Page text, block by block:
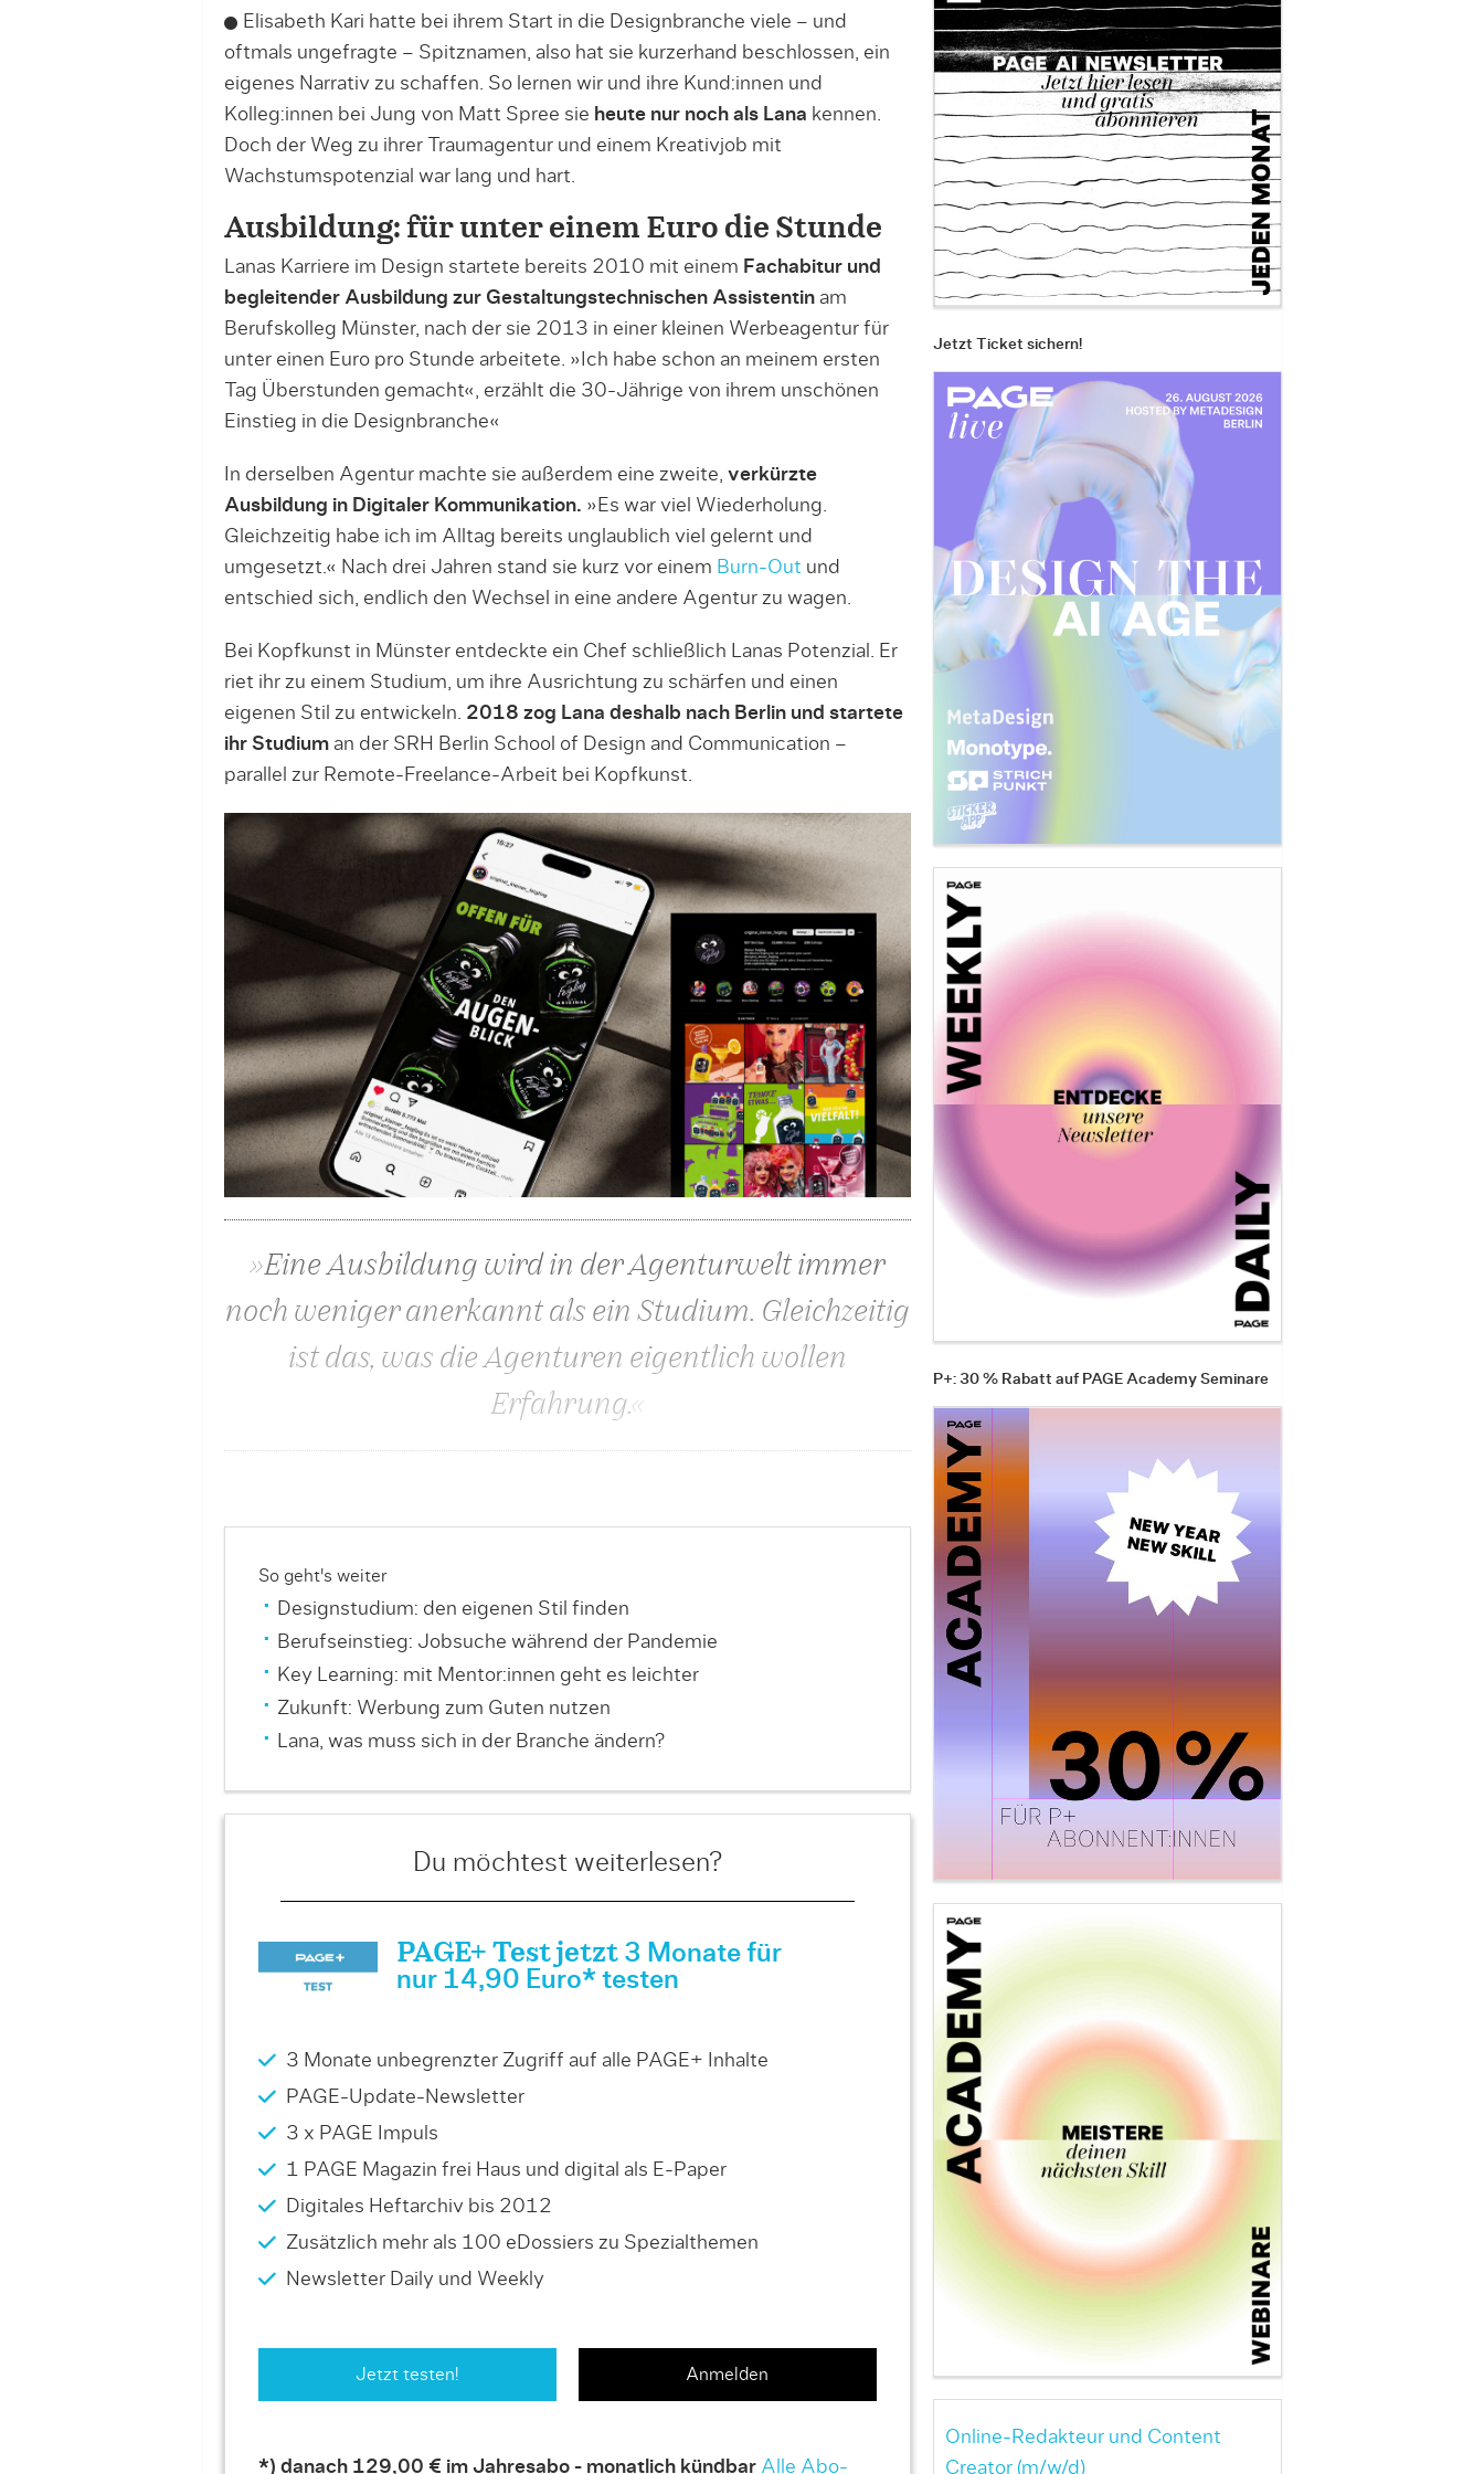
Elisabeth Kari hatte bei ihrem Start in die Designbranche viele – und
oftmals ungefragte – Spitznamen, also hat sie kurzerhand beschlossen, ein
eigenes Narrativ zu schaffen. So lernen wir und ihre Kund:innen und
Kolleg:innen bei Jung von Matt Spree sie heute nur noch als Lana kennen.
Doch der Weg zu ihrer Traumagentur und einem Kreativjob mit
Wachstumspotenzial war lang und hart.
Ausbildung: für unter einem Euro die Stunde
Lanas Karriere im Design startete bereits 2010 mit einem Fachabitur und
begleitender Ausbildung zur Gestaltungstechnischen Assistentinam
Berufskolleg Münster, nach der sie 2013 in einer kleinen Werbeagentur für
unter einen Euro pro Stunde arbeitete. »Ich habe schon an meinem ersten
Tag Überstunden gemacht«, erzählt die 30-Jährige von ihrem unschönen
Einstieg in die Designbranche«
In derselben Agentur machte sie außerdem eine zweite, verkürzte
Ausbildung in Digitaler Kommunikation. »Es war viel Wiederholung.
Gleichzeitig habe ich im Alltag bereits unglaublich viel gelernt und
umgesetzt.« Nach drei Jahren stand sie kurz vor einem Burn-Out und
entschied sich, endlich den Wechsel in eine andere Agentur zu wagen.
Bei Kopfkunst in Münster entdeckte ein Chef schließlich Lanas Potenzial. Er
riet ihr zu einem Studium, um ihre Ausrichtung zu schärfen und einen
eigenen Stil zu entwickeln. 2018 zog Lana deshalb nach Berlin und startete
ihr Studiuman der SRH Berlin School of Design and Communication ­–
parallel zur Remote-Freelance-Arbeit bei Kopfkunst.
»Eine Ausbildung wird in der Agenturwelt immer
noch weniger anerkannt als ein Studium. Gleichzeitig
ist das, was die Agenturen eigentlich wollen
Erfahrung.«
So geht's weiter
Designstudium: den eigenen Stil finden
Berufseinstieg: Jobsuche während der Pandemie
Key Learning: mit Mentor:innen geht es leichter
Zukunft: Werbung zum Guten nutzen
Lana, was muss sich in der Branche ändern?
Du möchtest weiterlesen?
PAGE+ Test jetzt 3 Monate für
nur 14,90 Euro* testen
3 Monate unbegrenzter Zugriff auf alle PAGE+ Inhalte
PAGE-Update-Newsletter
3 x PAGE Impuls
1 PAGE Magazin frei Haus und digital als E-Paper
Digitales Heftarchiv bis 2012
Zusätzlich mehr als 100 eDossiers zu Spezialthemen
Newsletter Daily und Weekly
Jetzt testen! Anmelden
*) danach 129,00 € im Jahresabo - monatlich kündbar Alle Abo-
Jetzt Ticket sichern!
P+: 30 % Rabatt auf PAGE Academy Seminare
Online-Redakteur und Content
Creator (m/w/d)